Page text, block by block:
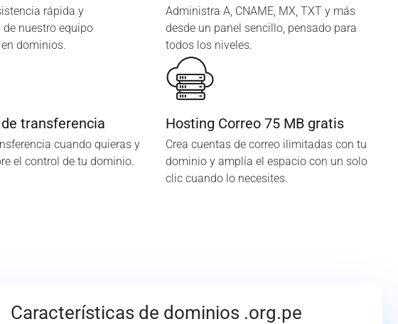
rápida y
nuestro equipo
dominios.
Administra A, CNAME, MX, TXT y más
desde un panel sencillo, pensado para
todos los niveles.
transferencia
cuando quieras y
el control de tu dominio.
Hosting Correo 75 MB gratis
Crea cuentas de correo ilimitadas con tu
dominio y amplía el espacio con un solo
clic cuando lo necesites.
Características de dominios .org.pe